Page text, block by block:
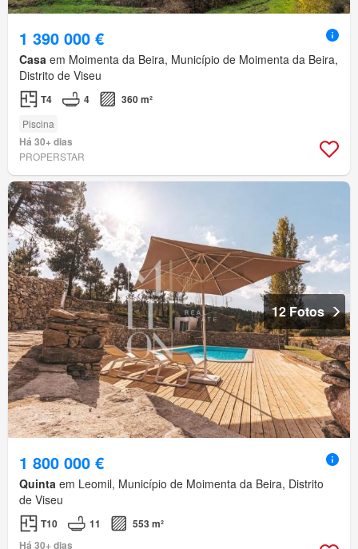
1 390 000 €
Casa em Moimenta da Beira, Município de Moimenta da Beira,
Distrito de Viseu
T4 4 360 m²
Piscina
Há 30+ dias
PROPERSTAR
12 Fotos
1 800 000 €
Quinta em Leomil, Município de Moimenta da Beira, Distrito
de Viseu
T10 11
553 m²
Há 30+ dias